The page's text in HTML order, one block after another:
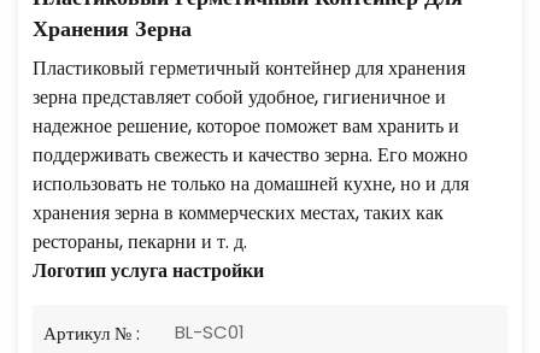
Хранения Зерна
Пластиковый герметичный контейнер для хранения
зерна представляет собой удобное, гигиеничное и
надежное решение, которое поможет вам хранить и
поддерживать свежесть и качество зерна. Его можно
использовать не только на домашней кухне, но и для
хранения зерна в коммерческих местах, таких как
рестораны, пекарни и т. д.
Логотипуслуга настройки
Артикул № : BL-SC01